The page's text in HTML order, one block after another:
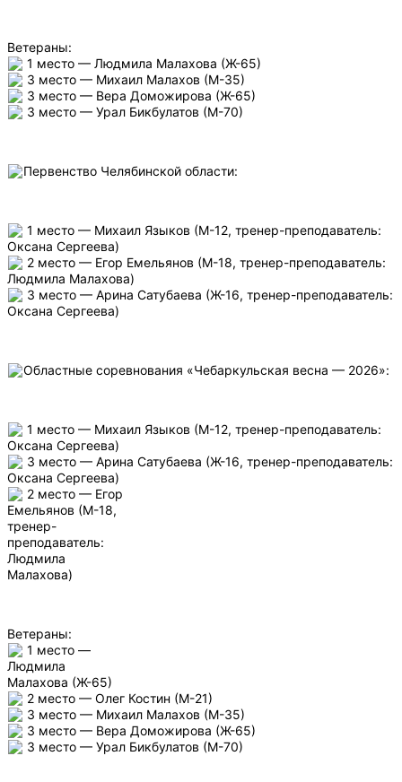
Ветераны:
1 место — Людмила Малахова (Ж-65)
3 место — Михаил Малахов (М-35)
3 место — Вера Доможирова (Ж-65)
3 место — Урал Бикбулатов (М-70)
Первенство Челябинской области:
1 место — Михаил Языков (М-12, тренер-преподаватель:
Оксана Сергеева)
2 место — Егор Емельянов (М-18, тренер-преподаватель:
Людмила Малахова)
3 место — Арина Сатубаева (Ж-16, тренер-преподаватель:
Оксана Сергеева)
Областные соревнования «Чебаркульская весна — 2026»:
1 место — Михаил Языков (М-12, тренер-преподаватель:
Оксана Сергеева)
3 место — Арина Сатубаева (Ж-16, тренер-преподаватель:
Оксана Сергеева)
2 место — Егор
Емельянов (М-18,
тренер-
преподаватель:
Людмила
Малахова)
Ветераны:
1 место —
Людмила
Малахова (Ж-65)
2 место — Олег Костин (М-21)
3 место — Михаил Малахов (М-35)
3 место — Вера Доможирова (Ж-65)
3 место — Урал Бикбулатов (М-70)